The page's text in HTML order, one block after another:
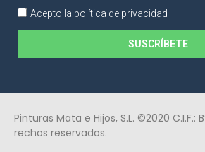
Acepto la política de privacidad
SUSCRÍBETE
Pinturas Mata e Hijos, S.L. ©2020 C.I.F.:
rechos reservados.